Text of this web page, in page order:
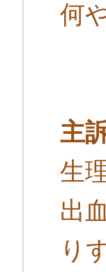
何
主
生
出
り